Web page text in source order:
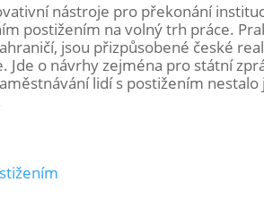
nástroje pro překonání
postižením na volný trh práce.
jsou přizpůsobené české
o návrhy zejména pro státní
lidí s postižením